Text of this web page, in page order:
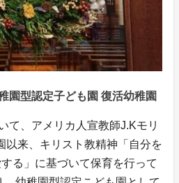
園型認定子ども園 復活幼稚園
て、アメリカ人宣教師J.Kモリ
以来、キリスト教精神「自分を
る」に基づいて保育を行って